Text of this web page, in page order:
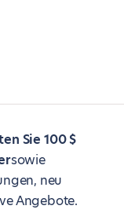
Sie 100 $
sowie
neu
Angebote.